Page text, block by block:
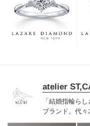
わらないワン
つも、ずっと
atelier
「結婚指輪ら
ブランド。代
ジュエリーの